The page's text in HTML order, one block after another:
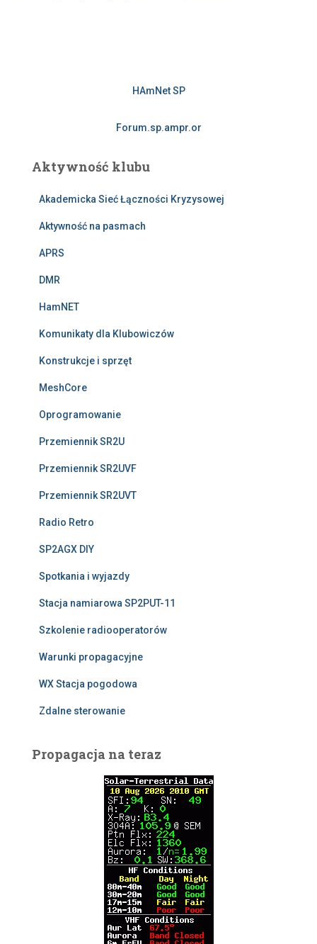
HAmNet SP
Forum.sp.ampr.or
Aktywność klubu
Akademicka Sieć Łączności Kryzysowej
Aktywność na pasmach
APRS
DMR
HamNET
Komunikaty dla Klubowiczów
Konstrukcje i sprzęt
MeshCore
Oprogramowanie
Przemiennik SR2U
Przemiennik SR2UVF
Przemiennik SR2UVT
Radio Retro
SP2AGX DIY
Spotkania i wyjazdy
Stacja namiarowa SP2PUT-11
Szkolenie radiooperatorów
Warunki propagacyjne
WX Stacja pogodowa
Zdalne sterowanie
Propagacja na teraz